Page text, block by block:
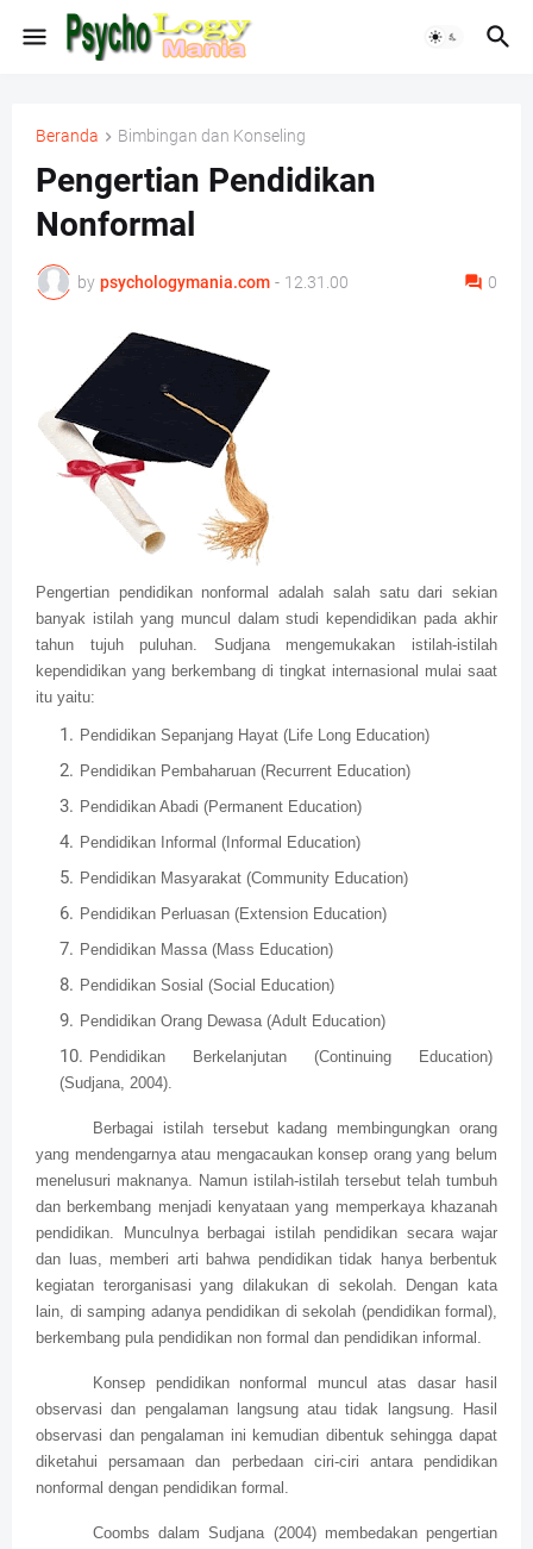
Beranda Bimbingan dan Konseling
Pengertian Pendidikan
Nonformal
by psychologymania.com - 12.31.00 0
Pengertian pendidikan nonformal adalah salah satu dari sekian
banyak istilah yang muncul dalam studi kependidikan pada akhir
tahun tujuh puluhan. Sudjana mengemukakan istilah-istilah
kependidikan yang berkembang di tingkat internasional mulai saat
itu yaitu:
Pendidikan Sepanjang Hayat (Life Long Education)
Pendidikan Pembaharuan (Recurrent Education)
Pendidikan Abadi (Permanent Education)
Pendidikan Informal (Informal Education)
Pendidikan Masyarakat (Community Education)
Pendidikan Perluasan (Extension Education)
Pendidikan Massa (Mass Education)
Pendidikan Sosial (Social Education)
Pendidikan Orang Dewasa (Adult Education)
Pendidikan Berkelanjutan (Continuing Education)
(Sudjana, 2004).
Berbagai istilah tersebut kadang membingungkan orang
yang mendengarnya atau mengacaukan konsep orang yang belum
menelusuri maknanya. Namun istilah-istilah tersebut telah tumbuh
dan berkembang menjadi kenyataan yang memperkaya khazanah
pendidikan. Munculnya berbagai istilah pendidikan secara wajar
dan luas, memberi arti bahwa pendidikan tidak hanya berbentuk
kegiatan terorganisasi yang dilakukan di sekolah. Dengan kata
lain, di samping adanya pendidikan di sekolah (pendidikan formal),
berkembang pula pendidikan non formal dan pendidikan informal.
Konsep pendidikan nonformal muncul atas dasar hasil
observasi dan pengalaman langsung atau tidak langsung. Hasil
observasi dan pengalaman ini kemudian dibentuk sehingga dapat
diketahui persamaan dan perbedaan ciri-ciri antara pendidikan
nonformal dengan pendidikan formal.
Coombs dalam Sudjana (2004) membedakan pengertian